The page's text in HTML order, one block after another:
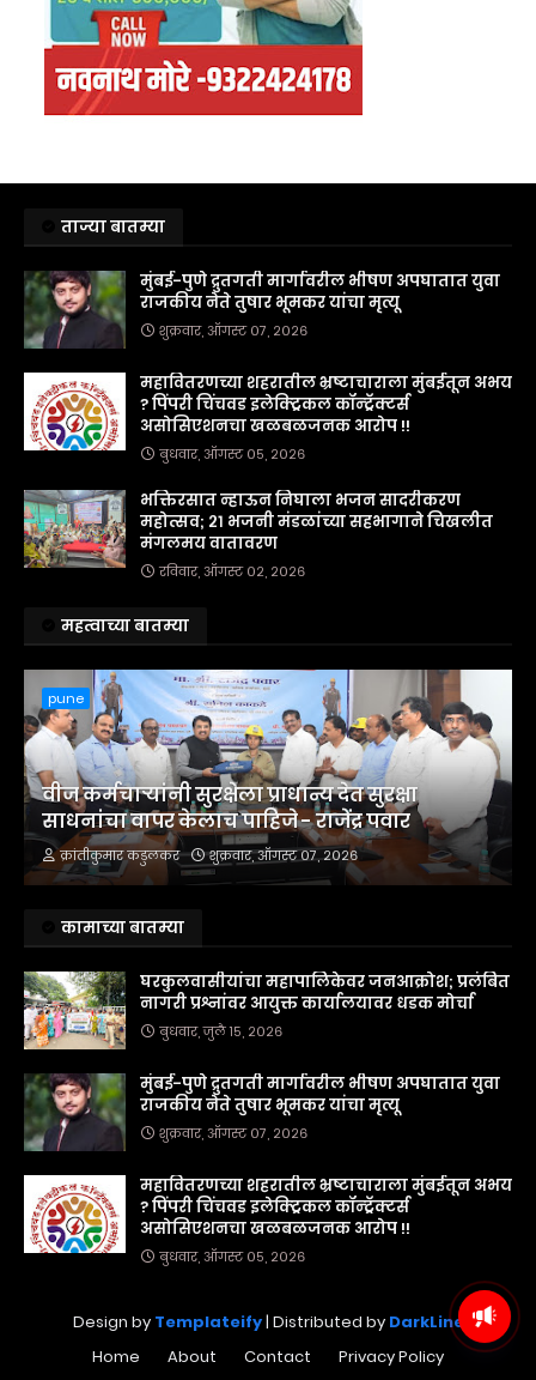
ताज्या बातम्या
मुंबई-पुणे द्रुतगती मार्गावरील भीषण अपघातात युवा
राजकीय नेते तुषार भूमकर यांचा मृत्यू
शुक्रवार, ऑगस्ट ०७, २०२६
महावितरणच्या शहरातील भ्रष्टाचाराला मुंबईतून अभय
? पिंपरी चिंचवड इलेक्ट्रिकल कॉन्ट्रॅक्टर्स
असोसिएशनचा खळबळजनक आरोप !!
बुधवार, ऑगस्ट ०५, २०२६
भक्तिरसात न्हाऊन निघाला भजन सादरीकरण
महोत्सव; २१ भजनी मंडळांच्या सहभागाने चिखलीत
मंगलमय वातावरण
रविवार, ऑगस्ट ०२, २०२६
महत्वाच्या बातम्या
pune
वीज कर्मचाऱ्यांनी सुरक्षेला प्राधान्य देत सुरक्षा
साधनांचा वापर केलाच पाहिजे - राजेंद्र पवार
क्रांतीकुमार कडुलकर शुक्रवार, ऑगस्ट ०७, २०२६
कामाच्या बातम्या
घरकुलवासीयांचा महापालिकेवर जनआक्रोश; प्रलंबित
नागरी प्रश्नांवर आयुक्त कार्यालयावर धडक मोर्चा
बुधवार, जुलै १५, २०२६
मुंबई-पुणे द्रुतगती मार्गावरील भीषण अपघातात युवा
राजकीय नेते तुषार भूमकर यांचा मृत्यू
शुक्रवार, ऑगस्ट ०७, २०२६
महावितरणच्या शहरातील भ्रष्टाचाराला मुंबईतून अभय
? पिंपरी चिंचवड इलेक्ट्रिकल कॉन्ट्रॅक्टर्स
असोसिएशनचा खळबळजनक आरोप !!
बुधवार, ऑगस्ट ०५, २०२६
Design by Templateify| Distributed by DarkLine
Home
About Contact Privacy Policy